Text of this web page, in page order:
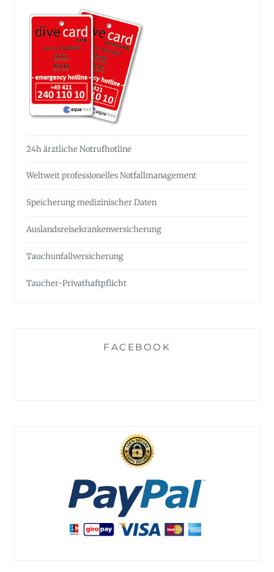
24h ärztliche Notrufhotline
Weltweit professionelles Notfall­management
Speicherung medizinischer Daten
Auslandsreise­krankenversicherung
Tauchunfall­versicherung
Taucher-Privathaftpflicht
FACEBOOK